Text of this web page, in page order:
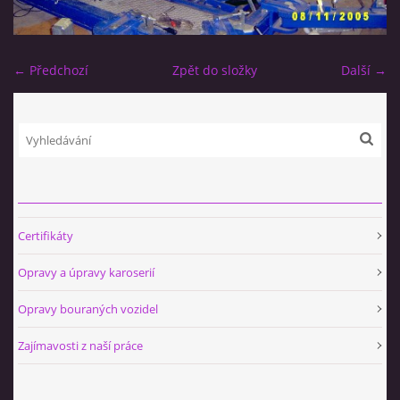
← Předchozí Další →
Zpět do složky
Certifikáty
Opravy a úpravy karoserií
Opravy bouraných vozidel
Zajímavosti z naší práce